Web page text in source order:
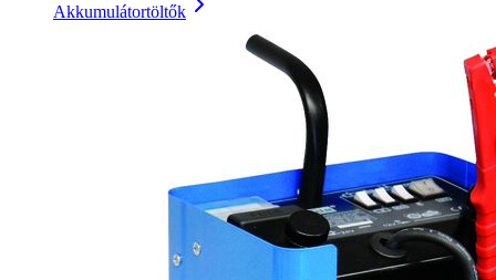
Akkumulátortöltők